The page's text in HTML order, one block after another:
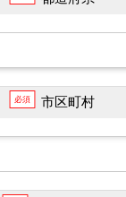
必須 市区町村